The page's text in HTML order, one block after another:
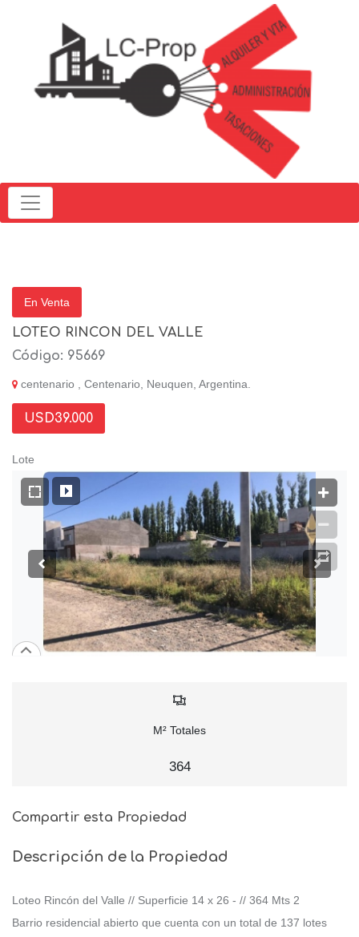
En Venta
LOTEO RINCON DEL VALLE
Código: 95669
centenario , Centenario, Neuquen, Argentina.
USD39.000
Lote
M² Totales
364
Compartir esta Propiedad
Descripción de la Propiedad
Loteo Rincón del Valle // Superficie 14 x 26 - // 364 Mts 2
Barrio residencial abierto que cuenta con un total de 137 lotes